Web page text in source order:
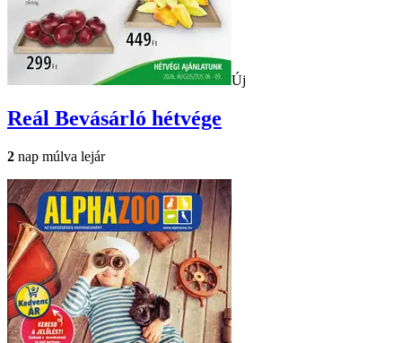
Új
Reál Bevásárló hétvége
2 nap múlva lejár